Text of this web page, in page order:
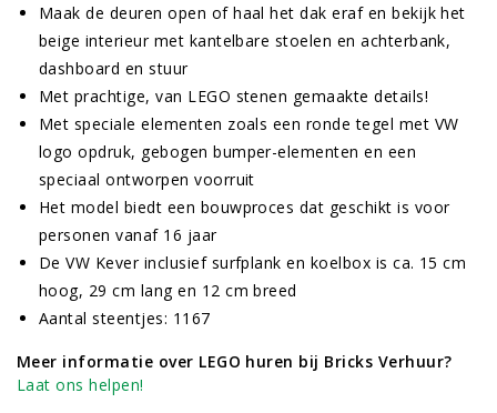
Maak de deuren open of haal het dak eraf en bekijk het
beige interieur met kantelbare stoelen en achterbank,
dashboard en stuur
Met prachtige, van LEGO stenen gemaakte details!
Met speciale elementen zoals een ronde tegel met VW
logo opdruk, gebogen bumper-elementen en een
speciaal ontworpen voorruit
Het model biedt een bouwproces dat geschikt is voor
personen vanaf 16 jaar
De VW Kever inclusief surfplank en koelbox is ca. 15 cm
hoog, 29 cm lang en 12 cm breed
Aantal steentjes: 1167
Meer informatie over LEGO huren bij Bricks Verhuur?
Laat ons helpen!